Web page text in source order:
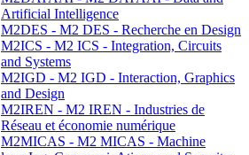
Artificial Intelligence
M2DES - M2 DES - Recherche en Design
M2ICS - M2 ICS - Integration, Circuits
and Systems
M2IGD - M2 IGD - Interaction, Graphics
and Design
M2IREN - M2 IREN - Industries de
Réseau et économie numérique
M2MICAS - M2 MICAS - Machine